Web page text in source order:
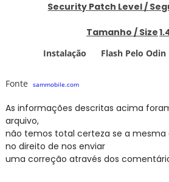
Security Patch Level /
Tamanho / Size
Instalação Flash PeloOdin
Fonte sammobile.com
As informações descritas acima
arquivo,
não temos total certeza se a
no direito de nos enviar
uma correção através dos